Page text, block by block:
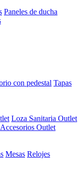
Paneles de ducha
con pedestal Tapas
Loza Sanitaria Outlet
Accesorios Outlet
Mesas Relojes